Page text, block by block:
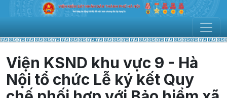
Viện KSND khu vực 9 - Hà
Nội tổ chức Lễ ký kết Quy